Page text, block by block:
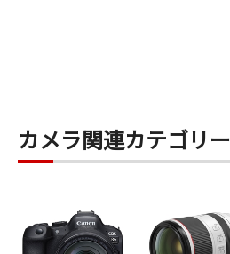
カメラ関連カテゴリー